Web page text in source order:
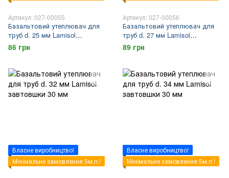
Артикул: 027-00055
Базальтовий утеплювач для
труб d. 25 мм Lamisol
завтовшки 30 мм
86 грн
Артикул: 027-00056
Базальтовий утеплювач для
труб d. 27 мм Lamisol
завтовшки 30 мм
89 грн
Власне виробництво!
Мінімальне замовлення 5м.п.!
Власне виробництво!
Мінімальне замовлення 5м.п.!